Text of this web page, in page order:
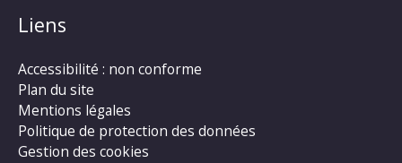
Liens
Accessibilité : non conforme
Plan du site
Mentions légales
Politique de protection des données
Gestion des cookies